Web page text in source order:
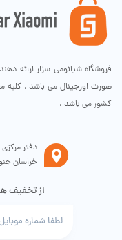
لایه سوم
فروشگاه شیائومی سزار ارائه
صورت اورجینال می باشد . کلیه
کشور می باشد .
دفتر مرکزی
خراسان
از تخفیف